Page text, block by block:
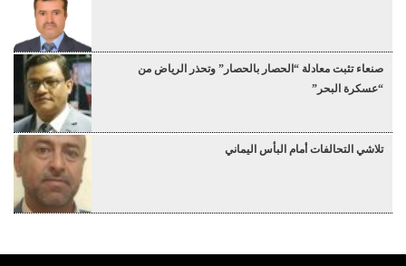
صنعاء تثبت معادلة “الحصار بالحصار” وتحذر الرياض من
“عسكرة البحر”
تلاشي التحالفات أمام البأس اليماني